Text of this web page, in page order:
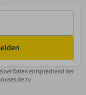
Daten entsprechend der
zu